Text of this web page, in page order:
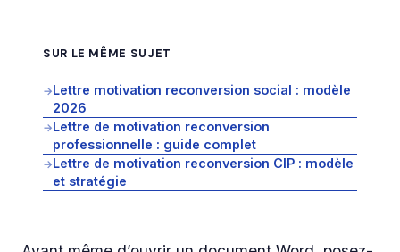
SUR LE MÊME SUJET
→Lettre motivation reconversion social : modèle
2026
→Lettre de motivation reconversion
professionnelle : guide complet
→Lettre de motivation reconversion CIP : modèle
et stratégie